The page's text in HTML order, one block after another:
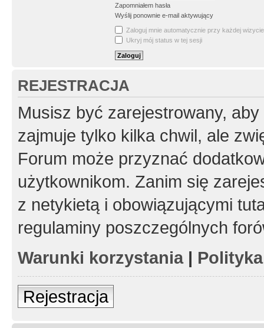
Zapomniałem hasła
Wyślij ponownie e-mail aktywujący
Zaloguj mnie automatycznie przy każdej wizycie
Ukryj mój status w tej sesji
REJESTRACJA
Musisz być zarejestrowany,
zajmuje tylko kilka chwil, ale
Forum może przyznać
użytkownikom. Zanim się
z netykietą i obowiązującymi
regulaminy poszczególnych
Warunki korzystania|
Rejestracja